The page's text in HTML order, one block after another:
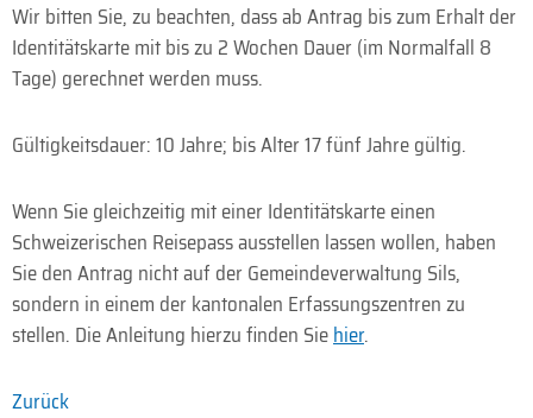
Wir bitten Sie, zu beachten, dass ab Antrag bis zum Erhalt der
Identitätskarte mit bis zu 2 Wochen Dauer (im Normalfall 8
Tage) gerechnet werden muss.
Gültigkeitsdauer: 10 Jahre; bis Alter 17 fünf Jahre gültig.
Wenn Sie gleichzeitig mit einer Identitätskarte einen
Schweizerischen Reisepass ausstellen lassen wollen, haben
Sie den Antrag nicht auf der Gemeindeverwaltung Sils,
sondern in einem der kantonalen Erfassungszentren zu
stellen. Die Anleitung hierzu finden Siehier.
Zurück